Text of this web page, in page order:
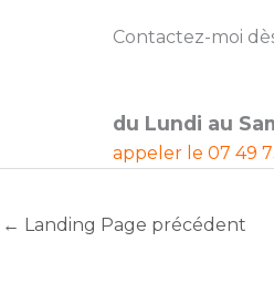
Contactez-moi
du Lundi au
appeler le 07 49
← Landing Page précédent